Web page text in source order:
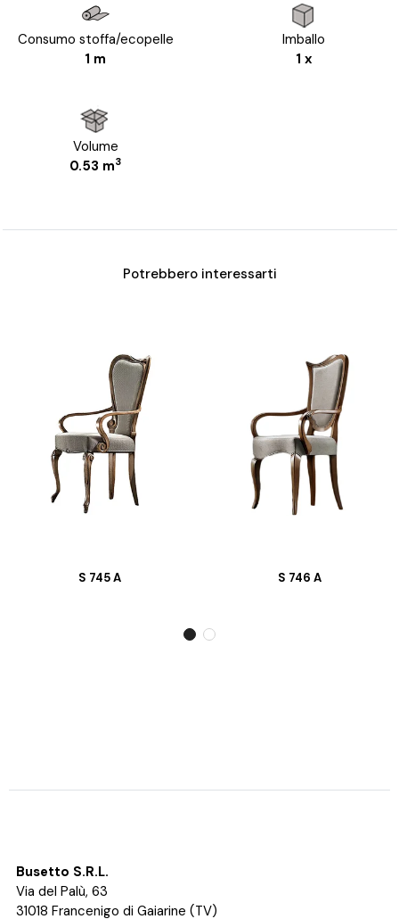
Consumo stoffa/ecopelle
1 m
Imballo
1 x
Volume
0.53 m3
Potrebbero interessarti
S 745 A S 746 A
Busetto S.R.L.
Via del Palù, 63
31018 Francenigo di Gaiarine (TV)